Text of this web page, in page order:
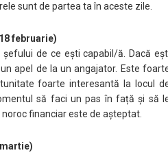
sunt de partea ta în aceste zile.
februarie)
de ce ești capabil/ă. Dacă
apel de la un angajator. Este
foarte interesantă la locul
să faci un pas în față și să
financiar este de așteptat.